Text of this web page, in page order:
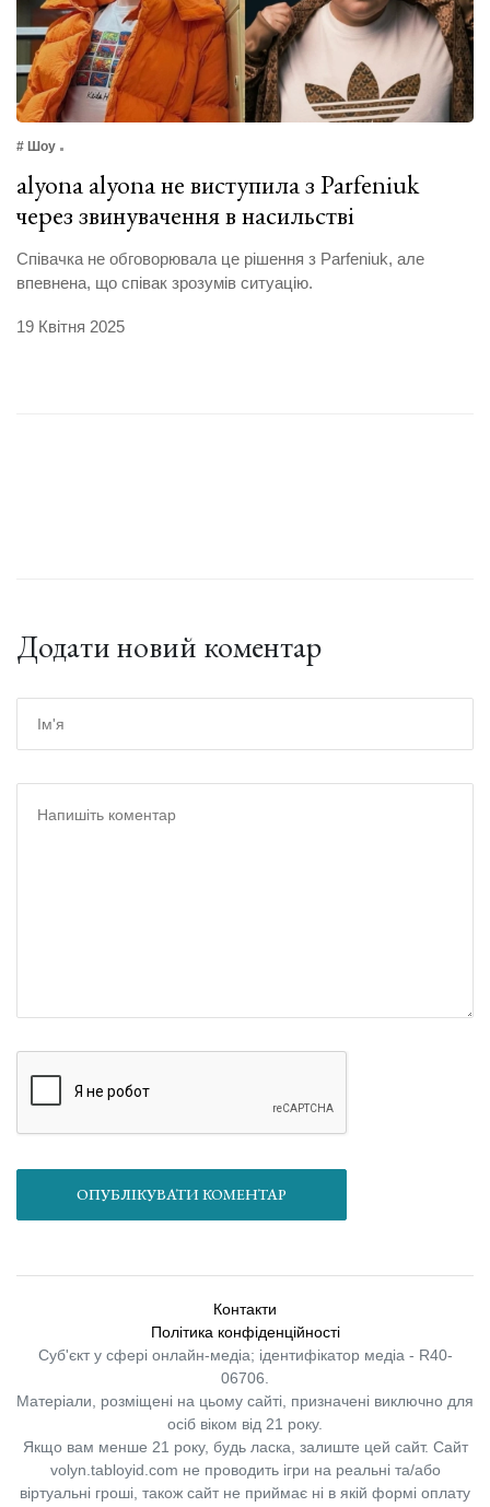
# Шоу
alyona alyona не виступила з Parfeniuk
через звинувачення в насильстві
Співачка не обговорювала це рішення з Parfeniuk, але
впевнена, що співак зрозумів ситуацію.
19 Квітня 2025
Додати новий коментар
ОПУБЛІКУВАТИ КОМЕНТАР
Контакти
Політика конфіденційності
Суб'єкт у сфері онлайн-медіа; ідентифікатор медіа - R40-
06706.
Матеріали, розміщені на цьому сайті, призначені виключно для
осіб віком від 21 року.
Якщо вам менше 21 року, будь ласка, залиште цей сайт. Сайт
volyn.tabloyid.com не проводить ігри на реальні та/або
віртуальні гроші, також сайт не приймає ні в якій формі оплату